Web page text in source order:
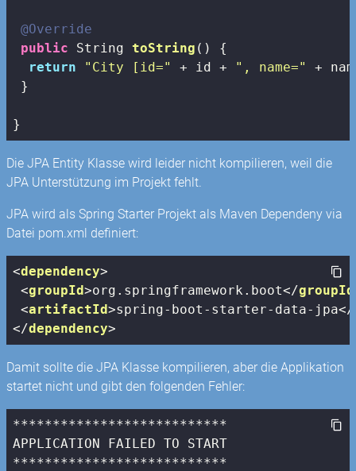
@Override
public String toString ()
{
return
"City [id=" + id + ", name="
+
}
}
Die JPA Entity Klasse wird leider nicht kompilieren, weil die
JPA Unterstützung im Projekt fehlt.
JPA wird als Spring Starter Projekt als Maven Dependeny via
Datei pom.xml definiert:
<dependency>
<groupId>org.springframework.boot</groupId
<artifactId>spring-boot-starter-data-jpa</
</dependency>
Damit sollte die JPA Klasse kompilieren, aber die Applikation
startet nicht und gibt den folgenden Fehler:
***************************
APPLICATION FAILED TO START
***************************